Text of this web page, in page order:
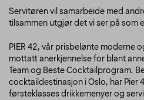
Servitøren vil samarbeide med
tilsammen utgjør det vi ser på som
PIER 42, vår prisbelønte moderne
mottatt anerkjennelse for blant
Team og Beste Cocktailprogram.
cocktaildestinasjon i Oslo, har Pier
førsteklasses drikkemenyer og